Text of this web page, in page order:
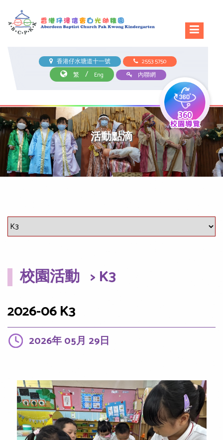
香港仔水塘道十一號
2553 5750
繁
/ Eng 內聯網
活動點滴
校園活動 > K3
2026-06 K3
2026年 05月 29日